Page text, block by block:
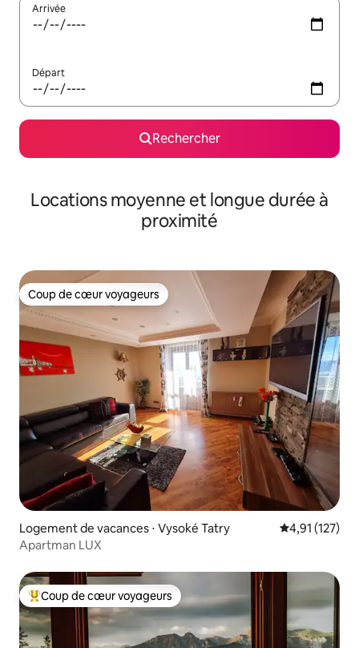
Arrivée
Départ
Rechercher
Locations moyenne et longue durée à
proximité
Coup de cœur voyageurs
Coup de cœur voyageurs
Logement de vacances ⋅ Vysoké Tatry Évaluation
4,91 (127)
Apartman LUX
Coups de cœur voyageurs les plus appréciés
Coup de cœur voyageurs